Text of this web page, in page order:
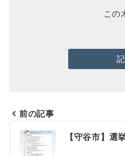
この
投
前の記事
【守谷市】選